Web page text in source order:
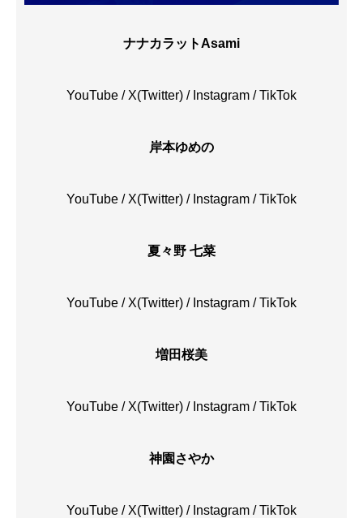
ナナカラットAsami
YouTube / X(Twitter) / Instagram /TikTok
岸本ゆめの
YouTube / X(Twitter) / Instagram /TikTok
夏々野 七菜
YouTube / X(Twitter) / Instagram /TikTok
増田桜美
YouTube / X(Twitter) / Instagram /TikTok
神園さやか
YouTube / X(Twitter) / Instagram /TikTok